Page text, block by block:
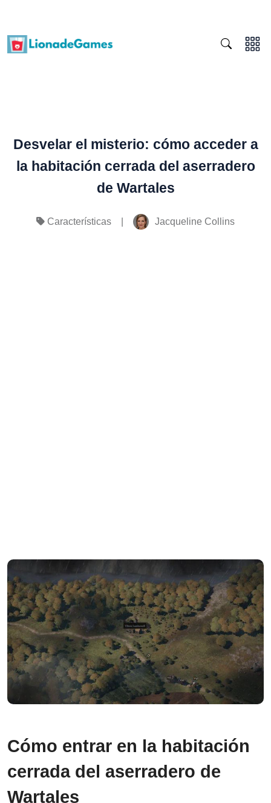
Desvelar el misterio: cómo acceder a
la habitación cerrada del aserradero
de Wartales
Características | Jacqueline Collins
Cómo entrar en la habitación
cerrada del aserradero de
Wartales